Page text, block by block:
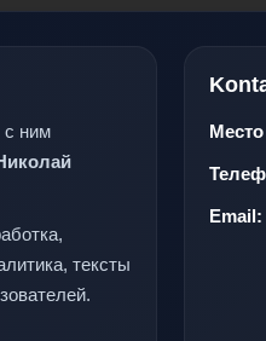
с ним
тексты
Email: